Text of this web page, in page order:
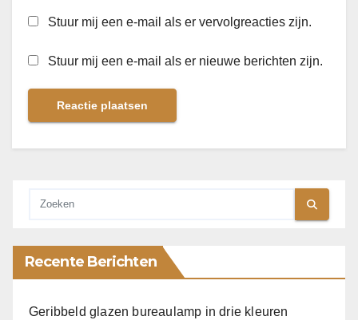
Stuur mij een e-mail als er vervolgreacties zijn.
Stuur mij een e-mail als er nieuwe berichten zijn.
Recente Berichten
Geribbeld glazen bureaulamp in drie kleuren